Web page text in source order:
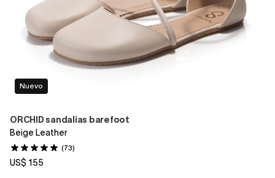
Nuevo
ORCHID sandalias barefoot
Beige Leather
(73)
US$ 155